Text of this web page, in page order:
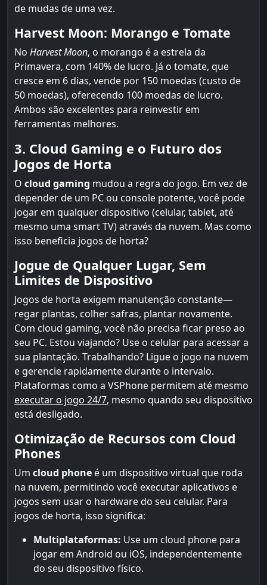
de mudas de uma vez.
Harvest Moon: Morango e Tomate
No Harvest Moon, o morango é a estrela da
Primavera, com 140% de lucro. Já o tomate, que
cresce em 6 dias, vende por 150 moedas (custo de
50 moedas), oferecendo 100 moedas de lucro.
Ambos são excelentes para reinvestir em
ferramentas melhores.
3. Cloud Gaming e o Futuro dos
Jogos de Horta
O cloud gaming mudou a regra do jogo. Em vez de
depender de um PC ou console potente, você pode
jogar em qualquer dispositivo (celular, tablet, até
mesmo uma smart TV) através da nuvem. Mas como
isso beneficia jogos de horta?
Jogue de Qualquer Lugar, Sem
Limites de Dispositivo
Jogos de horta exigem manutenção constante—
regar plantas, colher safras, plantar novamente.
Com cloud gaming, você não precisa ficar preso ao
seu PC. Estou viajando? Use o celular para acessar a
sua plantação. Trabalhando? Ligue o jogo na nuvem
e gerencie rapidamente durante o intervalo.
Plataformas como a VSPhone permitem até mesmo
executar o jogo 24/7, mesmo quando seu dispositivo
está desligado.
Otimização de Recursos com Cloud
Phones
Um cloud phone é um dispositivo virtual que roda
na nuvem, permitindo você executar aplicativos e
jogos sem usar o hardware do seu celular. Para
jogos de horta, isso significa:
Multiplataformas: Use um cloud phone para
jogar em Android ou iOS, independentemente
do seu dispositivo físico.